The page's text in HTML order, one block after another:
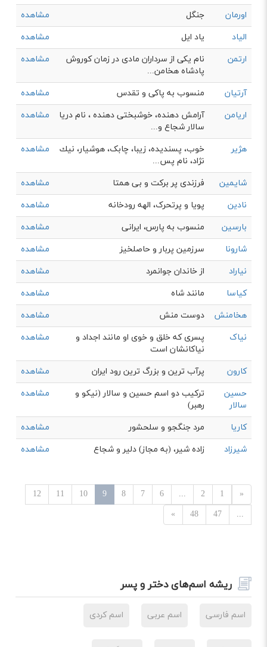
اورمان
جنگل
مشاهده
الیاد
یاد ایل
مشاهده
ارتمن
نام یکی از سرداران مادی در زمان کوروش
پادشاه هخامن...
مشاهده
آرتیان منسوب به پاکی و تقدس
مشاهده
اریامن
آرامش دهنده، خوشبختی دهنده ، نام دریا
سالار شجاع و...
مشاهده
هژیر
خوب، پسندیده، زیبا، چابک، هوشیار، نيك
نژاد، نام پس...
مشاهده
شایمین فرزندی پر برکت و بی همتا
مشاهده
نادین
پویا و پرتحرک، الهه رودخانه
مشاهده
بارسین
منسوب به پارس، ایرانی
مشاهده
شارونا
سرزمین پربار و حاصلخیز
مشاهده
نیاراد
از خاندان جوانمرد
مشاهده
کیاسا
مانند شاه
مشاهده
هخامنش
دوست منش
مشاهده
نیاک
پسری که خلق و خوی او مانند اجداد و
نیاکانشان است
مشاهده
کارون پرآب ترین و بزرگ ترین رود ایران
مشاهده
حسین
سالار
ترکیب دو اسم حسین و سالار (نیکو و
رهبر)
مشاهده
کاریا مرد جنگجو و سلحشور
مشاهده
شیرزاد
زاده شیر، (به مجاز) دلیر و شجاع مشاهده
«
1
2
...
6
7
8
9
10
11
12
...
47
48
»
ریشه اسم‌های دختر و پسر
اسم فارسی اسم عربی اسم کردی